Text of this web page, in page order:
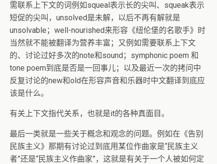
需联系上下文的词例如squeal表示长的尖叫、squeak表示
短促的尖叫，unsolved是未解，以后不再有解就是
unsolvable；well-nourished来形容《纽伦堡的名歌手》时
当然就不能被翻译为营养丰富；又例如需要联系上下文
的、讨论过好多次的note和sound；symphonic poem 和
tone poem到底是否是一回事儿；以及最近一次的拷问中
反复讨论的new和old在形容声音和乐器时中文翻译到底应
该是什么。
有关上下文指代关系，也就是it的各种真面目。
最后一类就是一些关于概念和观念的问题。例如在《告别
民族主义》那期有讨论过到底用某位作曲家是“民族主义
者”还是“民族主义作曲家”，这就是有关于一个人被如何定